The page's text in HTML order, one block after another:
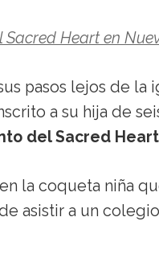
Heart en
pasos lejos de la
a su hija de
del Sacred Heart
la coqueta niña
asistir a un